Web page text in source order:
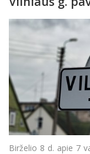
Birželio 8 d. apie 7